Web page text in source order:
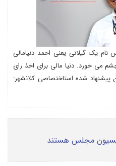
یک گیلانی یعنی احمد دنیامالی
می خورد. دنیا مالی برای اخذ رای
پیشنهاد شده استاختصاصی کلانشهر:
مجلس هستند